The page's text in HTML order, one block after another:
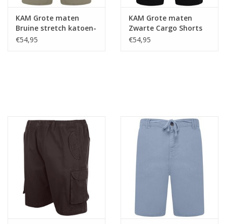
KAM Grote maten
Bruine stretch katoen-
linnen shorts
€54,95
KAM Grote maten
Zwarte Cargo Shorts
€54,95